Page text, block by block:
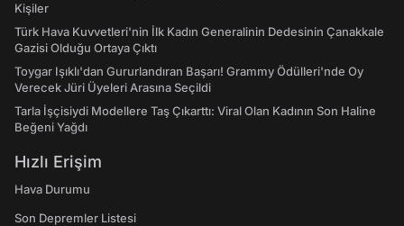
Kişiler
Türk Hava Kuvvetleri'nin İlk Kadın Generalinin Dedesinin Çanakkale
Gazisi Olduğu Ortaya Çıktı
Toygar Işıklı'dan Gururlandıran Başarı! Grammy Ödülleri'nde Oy
Verecek Jüri Üyeleri Arasına Seçildi
Tarla İşçisiydi Modellere Taş Çıkarttı: Viral Olan Kadının Son Haline
Beğeni Yağdı
Hızlı Erişim
Hava Durumu
Son Depremler Listesi